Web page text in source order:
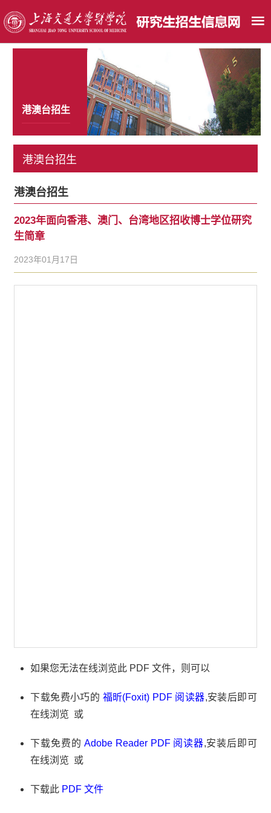
港澳台招生
港澳台招生
港澳台招生
2023年面向香港、澳门、台湾地区招收博士学位研究
生简章
2023年01月17日
如果您无法在线浏览此 PDF 文件，则可以
下载免费小巧的 福昕(Foxit) PDF 阅读器,安装后即可
在线浏览 或
下载免费的Adobe Reader PDF 阅读器,安装后即可
在线浏览 或
下载此 PDF 文件